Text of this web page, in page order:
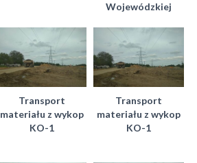
Wojewódzkiej
Transport
materiału z wykop
KO-1
Transport
materiału z wykop
KO-1